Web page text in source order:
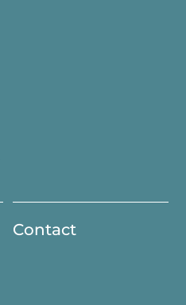
Contact